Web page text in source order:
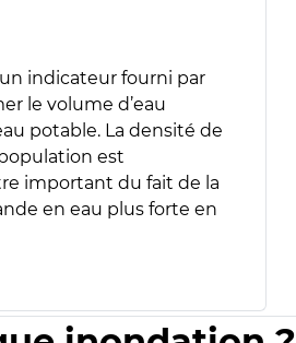
un indicateur fourni par
le volume d’eau
potable. La densité de
est
important du fait de la
en eau plus forte en